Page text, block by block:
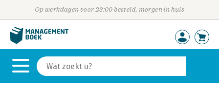
Op werkdagen voor 23:00 besteld, morgen in huis